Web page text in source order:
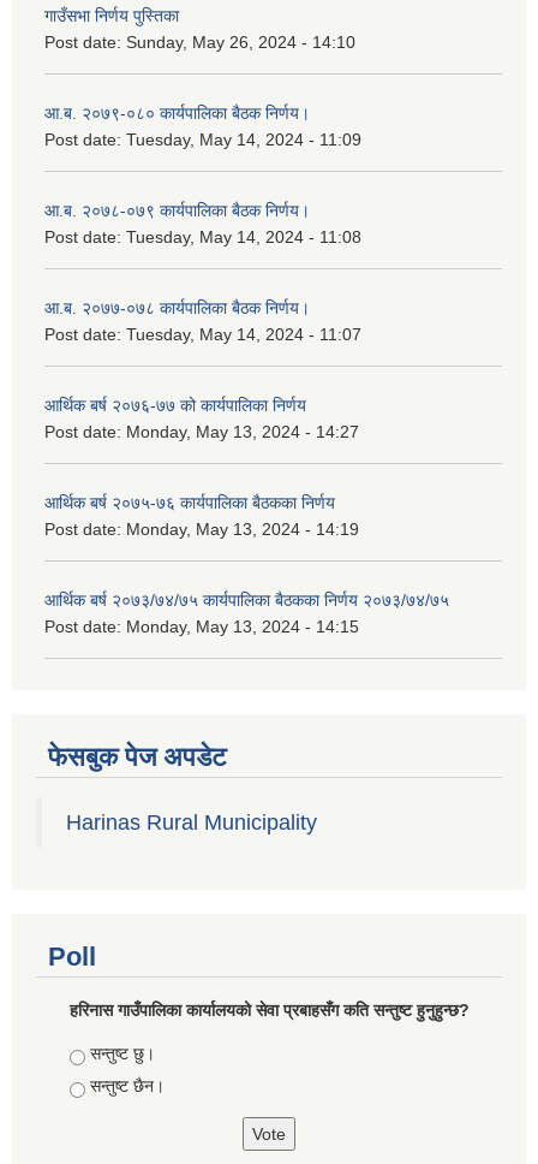
गाउँसभा निर्णय पुस्तिका
Post date: Sunday, May 26, 2024 - 14:10
आ.ब. २०७९-०८० कार्यपालिका बैठक निर्णय।
Post date: Tuesday, May 14, 2024 - 11:09
आ.ब. २०७८-०७९ कार्यपालिका बैठक निर्णय।
Post date: Tuesday, May 14, 2024 - 11:08
आ.ब. २०७७-०७८ कार्यपालिका बैठक निर्णय।
Post date: Tuesday, May 14, 2024 - 11:07
आर्थिक बर्ष २०७६-७७ को कार्यपालिका निर्णय
Post date: Monday, May 13, 2024 - 14:27
आर्थिक बर्ष २०७५-७६ कार्यपालिका बैठकका निर्णय
Post date: Monday, May 13, 2024 - 14:19
आर्थिक बर्ष २०७३/७४/७५ कार्यपालिका बैठकका निर्णय २०७३/७४/७५
Post date: Monday, May 13, 2024 - 14:15
फेसबुक पेज अपडेट
Harinas Rural Municipality
Poll
हरिनास गाउँपालिका कार्यालयको सेवा प्रबाहसँग कति सन्तुष्ट हुनुहुन्छ?
Choices
सन्तुष्ट छु।
सन्तुष्ट छैन।